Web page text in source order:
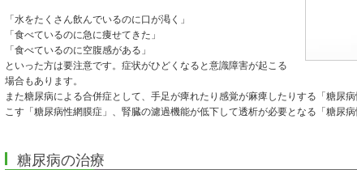
「水をたくさん飲んでいるのに口が渇く」
「食べているのに急に痩せてきた」
「食べているのに空腹感がある」
といった方は要注意です。症状がひどくなると意識障害が起こる
場合もあります。
また糖尿病による合併症として、手足が痺れたり感覚が麻痺したりする「糖尿
こす「糖尿病性網膜症」、腎臓の濾過機能が低下して透析が必要となる「糖尿病
糖尿病の治療